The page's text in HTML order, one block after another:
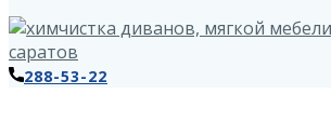
288-53-22